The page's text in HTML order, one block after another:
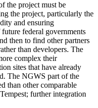
the project must be
the project, particularly the
and ensuring
federal governments
then to find other partners
than developers. The
complex their
sites that have already
The NGWS part of the
than other comparable
further integration